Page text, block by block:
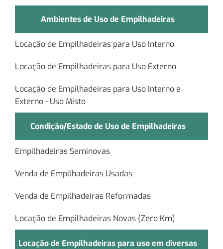
Ambientes de Uso de Empilhadeiras
Locação de Empilhadeiras para Uso Interno
Locação de Empilhadeiras para Uso Externo
Locação de Empilhadeiras para Uso Interno e
Externo - Uso Misto
Condição/Estado de Uso de Empilhadeiras
Empilhadeiras Seminovas
Venda de Empilhadeiras Usadas
Venda de Empilhadeiras Reformadas
Locação de Empilhadeiras Novas (Zero Km)
Locação de Empilhadeiras para uso em diversas